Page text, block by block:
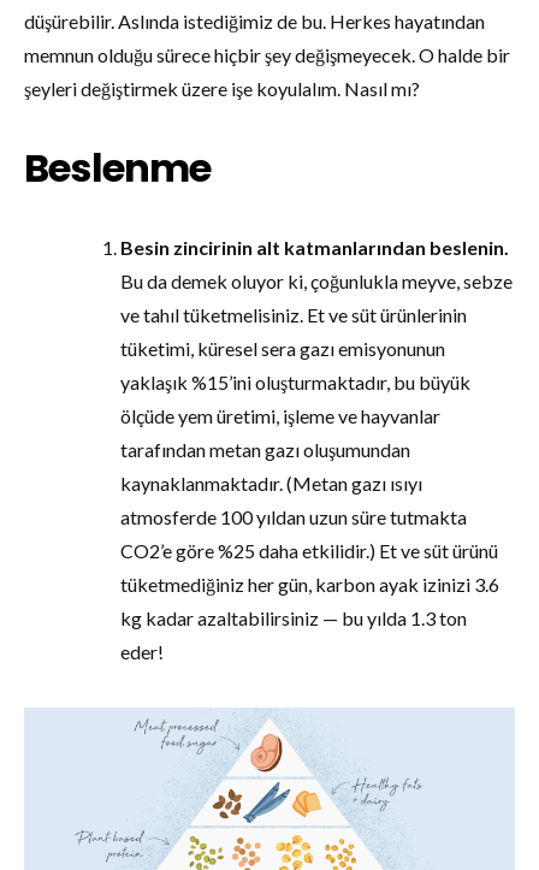
düşürebilir. Aslında istediğimiz de bu. Herkes hayatından
memnun olduğu sürece hiçbir şey değişmeyecek. O halde bir
şeyleri değiştirmek üzere işe koyulalım. Nasıl mı?
Beslenme
Besin zincirinin alt katmanlarından beslenin.
Bu da demek oluyor ki, çoğunlukla meyve, sebze
ve tahıl tüketmelisiniz. Et ve süt ürünlerinin
tüketimi, küresel sera gazı emisyonunun
yaklaşık %15’ini oluşturmaktadır, bu büyük
ölçüde yem üretimi, işleme ve hayvanlar
tarafından metan gazı oluşumundan
kaynaklanmaktadır. (Metan gazı ısıyı
atmosferde 100 yıldan uzun süre tutmakta
CO2’e göre %25 daha etkilidir.) Et ve süt ürünü
tüketmediğiniz her gün, karbon ayak izinizi 3.6
kg kadar azaltabilirsiniz — bu yılda 1.3 ton
eder!